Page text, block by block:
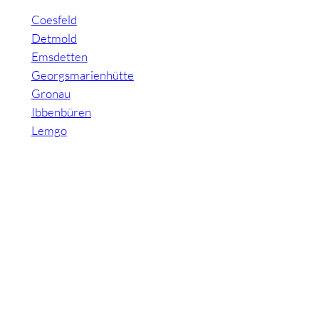
Coesfeld
Detmold
Emsdetten
Georgsmarienhütte
Gronau
Ibbenbüren
Lemgo